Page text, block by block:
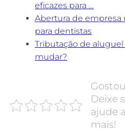
eficazes para …
Abertura de empresa
para dentistas
Tributação de
mudar?
Deixe
ajude
mais!